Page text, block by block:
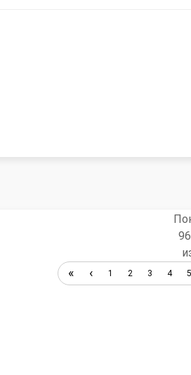
1 2 3 4 5